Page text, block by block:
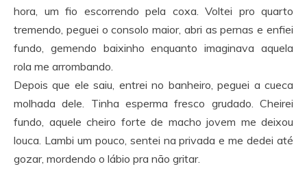
hora, um fio escorrendo pela coxa. Voltei pro quarto
tremendo, peguei o consolo maior, abri as pernas e enfiei
fundo, gemendo baixinho enquanto imaginava aquela
rola me arrombando.
Depois que ele saiu, entrei no banheiro, peguei a cueca
molhada dele. Tinha esperma fresco grudado. Cheirei
fundo, aquele cheiro forte de macho jovem me deixou
louca. Lambi um pouco, sentei na privada e me dedei até
gozar, mordendo o lábio pra não gritar.